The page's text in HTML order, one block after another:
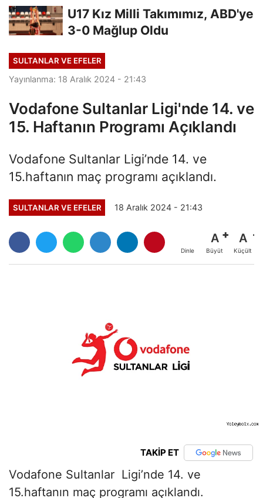
U17 Kız Milli Takımımız, ABD'ye
3-0 Mağlup Oldu
SULTANLAR VE EFELER
Yayınlanma: 18 Aralık 2024 - 21:43
Vodafone Sultanlar Ligi'nde 14. ve
15. Haftanın Programı Açıklandı
Vodafone Sultanlar Ligi’nde 14. ve
15.haftanın maç programı açıklandı.
SULTANLAR VE EFELER 18 Aralık 2024 - 21:43
Dinle
A
Büyüt
A
Küçült
TAKİP ET
Vodafone Sultanlar Ligi’nde 14. ve
15.haftanın maç programı açıklandı.